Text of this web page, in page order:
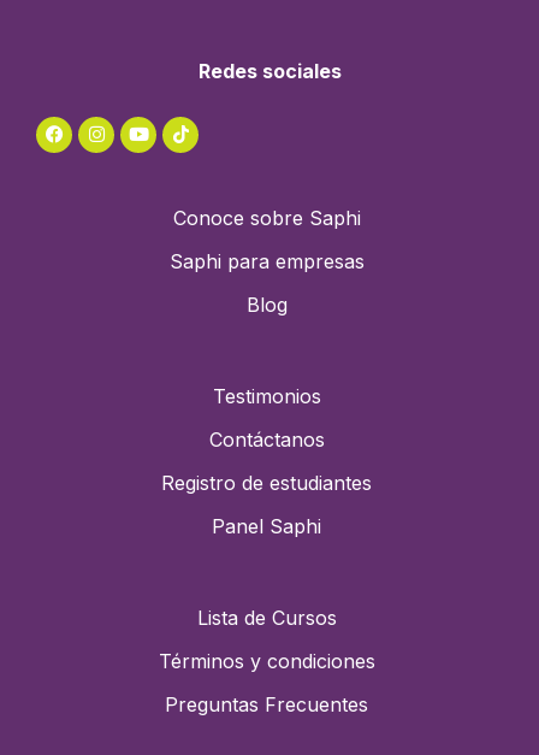
Redes sociales
Conoce sobre Saphi
Saphi para empresas
Blog
Testimonios
Contáctanos
Registro de estudiantes
Panel Saphi
Lista de Cursos
Términos y condiciones
Preguntas Frecuentes